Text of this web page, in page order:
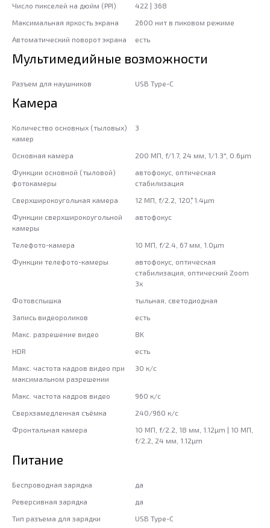
Число пикселей на дюйм (PPI)
422 | 368
Максимальная яркость экрана
2600 нит в пиковом режиме
Автоматический поворот экрана
есть
Мультимедийные возможности
Разъем для наушников USB Type-C
Камера
Количество основных (тыловых)
камер
3
Основная камера
200 МП, f/1.7, 24 мм, 1/1.3", 0.6µm
Функции основной (тыловой)
фотокамеры
автофокус, оптическая
стабилизация
Сверхширокоугольная камера
12 МП, f/2.2, 120˚, 1.4µm
Функции сверхширокоугольной
камеры
автофокус
Телефото-камера
10 МП, f/2.4, 67 мм, 1.0µm
Функции телефото-камеры
автофокус, оптическая
стабилизация, оптический Zoom
3x
Фотовспышка
тыльная, светодиодная
Запись видеороликов
есть
Макс. разрешение видео
8K
HDR
есть
Макс. частота кадров видео при
максимальном разрешении
30 к/с
Макс. частота кадров видео
960 к/с
Сверхзамедленная съёмка
240/960 к/с
Фронтальная камера
10 МП, f/2.2, 18 мм, 1.12µm | 10 МП,
f/2.2, 24 мм, 1.12µm
Питание
Беспроводная зарядка
да
Реверсивная зарядка
да
Тип разъема для зарядки
USB Type-C